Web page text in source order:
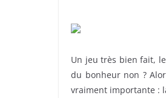
Un jeu très bien fait,
du bonheur non ?
vraiment importante :